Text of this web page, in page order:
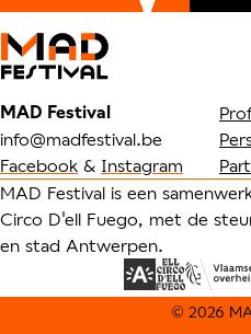
MAD Festival
info@madfestival.be
Facebook & Instagram
MAD Festival is een
Circo D'ell Fuego, met de
en stad Antwerpen.
© 2026